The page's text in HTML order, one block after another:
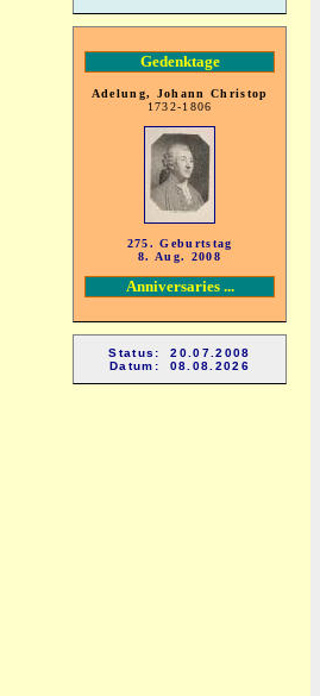
Gedenktage
Adelung, Johann Christop
1732-1806
275. Geburtstag
8. Aug. 2008
Anniversaries ...
Status: 20.07.2008
Datum: 08.08.2026